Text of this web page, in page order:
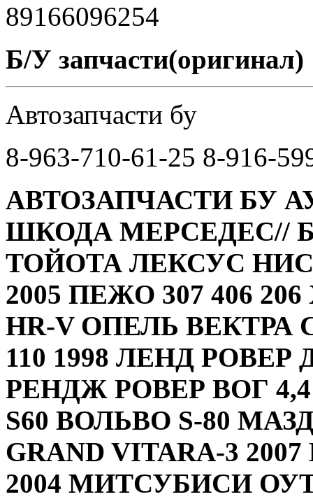
89166096254
Б/У запчасти(оригинал)
Автозапчасти бу
8-963-710-61-25 8-916-
АВТОЗАПЧАСТИ БУ
ШКОДА МЕРСЕДЕС//
ТОЙОТА ЛЕКСУС
2005 ПЕЖО 307 406
HR-V ОПЕЛЬ
110 1998 ЛЕНД РОВЕР
РЕНДЖ РОВЕР ВОГ
S60 ВОЛЬВО S-80
GRAND VITARA-3
2004 МИТСУБИСИ